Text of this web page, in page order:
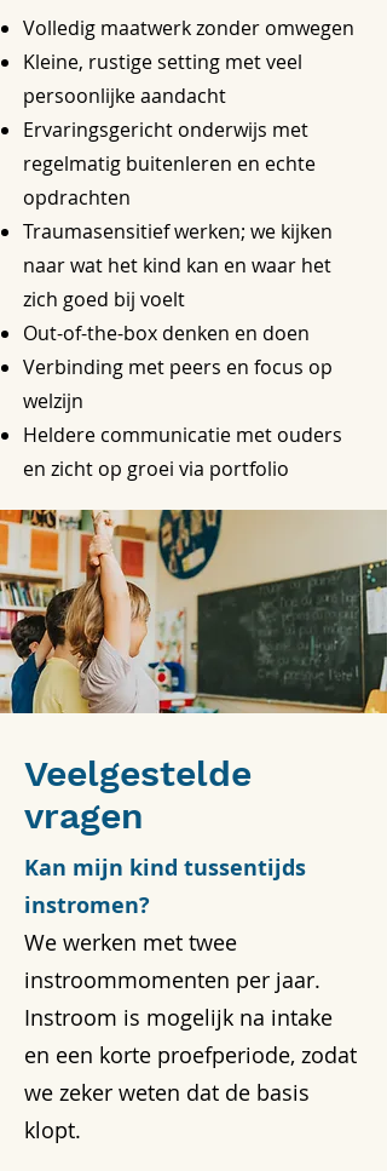
Volledig maatwerk zonder omwegen
Kleine, rustige setting met veel
persoonlijke aandacht
Ervaringsgericht onderwijs met
regelmatig buitenleren en echte
opdrachten
Traumasensitief werken; we kijken
naar wat het kind kan en waar het
zich goed bij voelt
Out-of-the-box denken en doen
Verbinding met peers en focus op
welzijn
Heldere communicatie met ouders
en zicht op groei via portfolio
Veelgestelde
vragen
Kan mijn kind tussentijds
instromen?
We werken met twee
instroommomenten per jaar.
Instroom is mogelijk na intake
en een korte proefperiode, zodat
we zeker weten dat de basis
klopt.